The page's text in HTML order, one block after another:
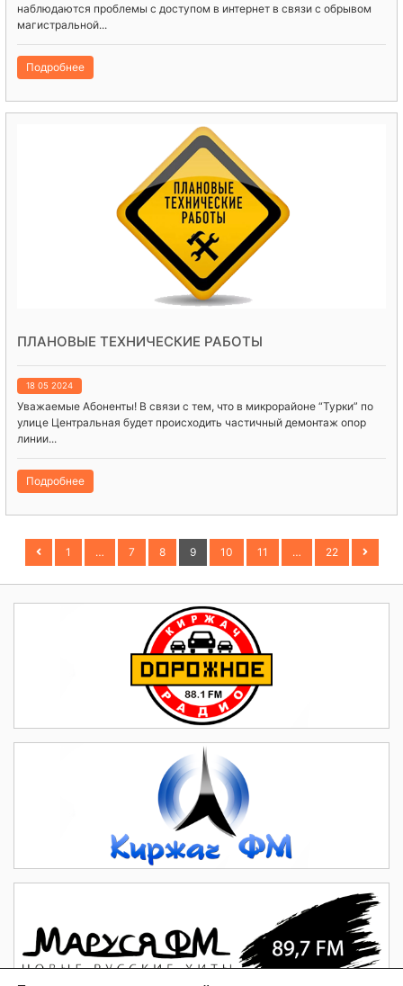
наблюдаются проблемы с доступом в интернет в связи с обрывом
магистральной...
Подробнее
ПЛАНОВЫЕ ТЕХНИЧЕСКИЕ РАБОТЫ
18 05 2024
Уважаемые Абоненты! В связи с тем, что в микрорайоне “Турки” по
улице Центральная будет происходить частичный демонтаж опор
линии...
Подробнее
1 … 7 8 9 10 11 … 22